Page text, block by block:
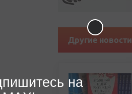
Другие новости
на